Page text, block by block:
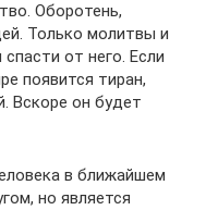
Оборотень,
Только молитвы и
от него. Если
появится тиран,
Вскоре он будет
в ближайшем
но является